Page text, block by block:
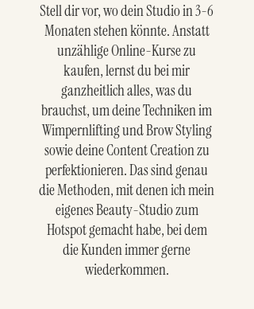
Stell dir vor, wo dein Studio in 3-6
Monaten stehen könnte. Anstatt
unzählige Online-Kurse zu
kaufen, lernst du bei mir
ganzheitlich alles, was du
brauchst, um deine Techniken im
Wimpernlifting und Brow Styling
sowie deine Content Creation zu
perfektionieren. Das sind genau
die Methoden, mit denen ich mein
eigenes Beauty-Studio zum
Hotspot gemacht habe, bei dem
die Kunden immer gerne
wiederkommen.